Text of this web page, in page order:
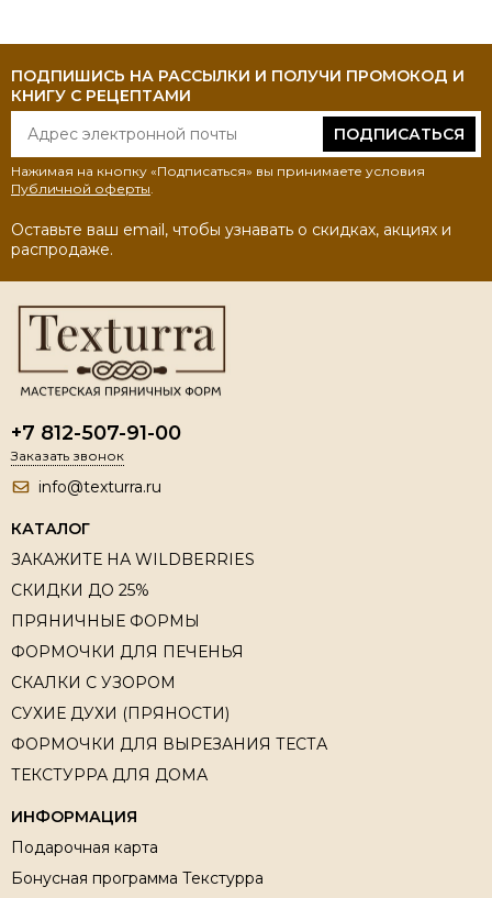
ПОДПИШИСЬ НА РАССЫЛКИ И ПОЛУЧИ ПРОМОКОД И
КНИГУ С РЕЦЕПТАМИ
ПОДПИСАТЬСЯ
Нажимая на кнопку «Подписаться» вы принимаете условия
Публичной оферты
Оставьте ваш email, чтобы узнавать о скидках, акциях и
распродаже.
+7 812-507-91-00
Заказать звонок
info@texturra.ru
КАТАЛОГ
ЗАКАЖИТЕ НА WILDBERRIES
СКИДКИ ДО 25%
ПРЯНИЧНЫЕ ФОРМЫ
ФОРМОЧКИ ДЛЯ ПЕЧЕНЬЯ
СКАЛКИ С УЗОРОМ
СУХИЕ ДУХИ (ПРЯНОСТИ)
ФОРМОЧКИ ДЛЯ ВЫРЕЗАНИЯ ТЕСТА
ТЕКСТУРРА ДЛЯ ДОМА
ИНФОРМАЦИЯ
Подарочная карта
Бонусная программа Текстурра